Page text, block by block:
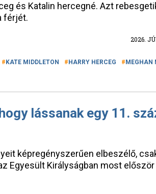
és Katalin hercegné. Azt
férjét.
2026.
KATE MIDDLETON HARRY HERCEG
MEGHAN
lássanak egy 11.
képregényszerűen elbeszélő,
Egyesült Királyságban most